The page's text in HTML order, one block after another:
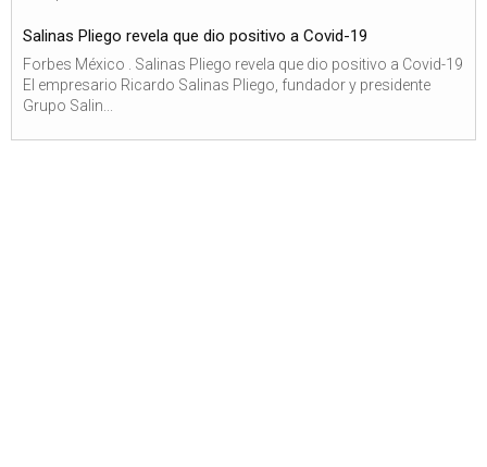
Salinas Pliego revela que dio positivo a Covid-19
Forbes México . Salinas Pliego revela que dio positivo a Covid-19
El empresario Ricardo Salinas Pliego, fundador y presidente
Grupo Salin...